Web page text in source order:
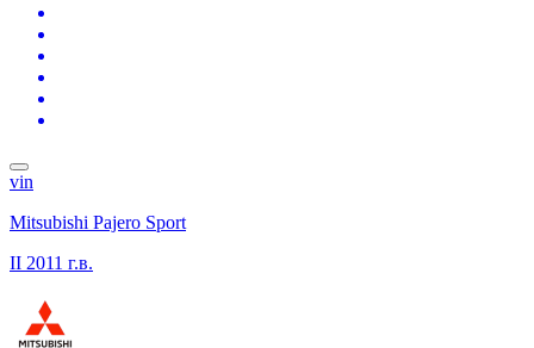
vin
Mitsubishi Pajero Sport
II 2011 г.в.